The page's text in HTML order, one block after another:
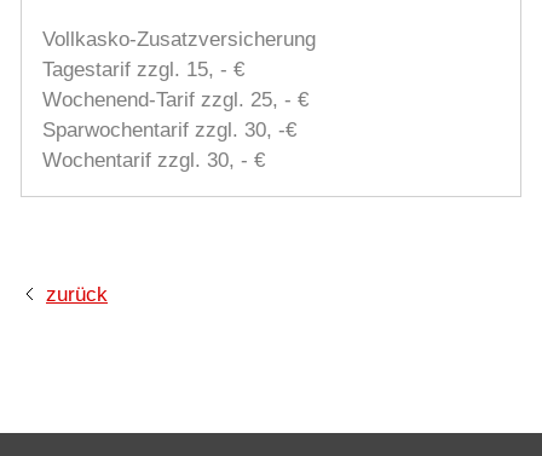
Vollkasko-Zusatzversicherung
Tagestarif zzgl. 15, - €
Wochenend-Tarif zzgl. 25, - €
Sparwochentarif zzgl. 30, -€
Wochentarif zzgl. 30, - €
zurück